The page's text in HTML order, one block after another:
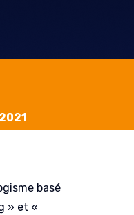
basé
» et «